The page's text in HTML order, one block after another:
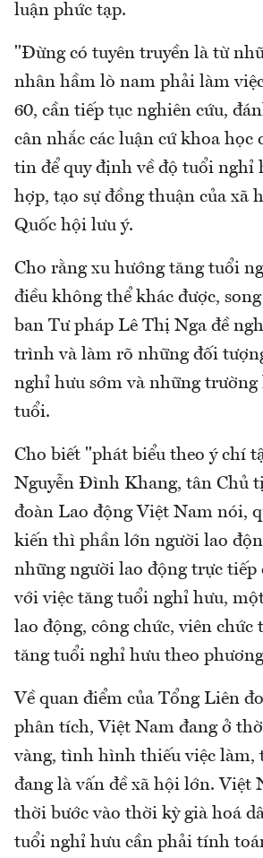
luận phức tạp.
"Đừng có tuyên truyền là từ
nhân hầm lò nam phải làm
60, cần tiếp tục nghiên cứu,
cân nhắc các luận cứ khoa học
tin để quy định về độ tuổi nghỉ
hợp, tạo sự đồng thuận của xã
Quốc hội lưu ý.
Cho rằng xu hướng tăng tuổi
điều không thể khác được,
ban Tư pháp Lê Thị Nga đề
trình và làm rõ những đối
nghỉ hưu sớm và những trường
tuổi.
Cho biết "phát biểu theo ý chí
Nguyễn Đình Khang, tân Chủ
đoàn Lao động Việt Nam nói,
kiến thì phần lớn người lao
những người lao động trực tiếp
với việc tăng tuổi nghỉ hưu,
lao động, công chức, viên
tăng tuổi nghỉ hưu theo
Về quan điểm của Tổng Liên
phân tích, Việt Nam đang ở
vàng, tình hình thiếu việc làm,
đang là vấn đề xã hội lớn. Việt
thời bước vào thời kỳ già hoá
tuổi nghỉ hưu cần phải tính